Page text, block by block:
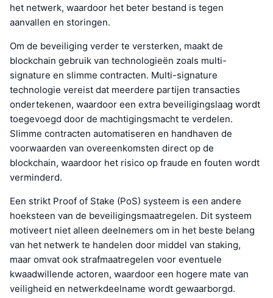
het netwerk, waardoor het beter bestand is tegen
aanvallen en storingen.
Om de beveiliging verder te versterken, maakt de
blockchain gebruik van technologieën zoals multi-
signature en slimme contracten. Multi-signature
technologie vereist dat meerdere partijen transacties
ondertekenen, waardoor een extra beveiligingslaag wordt
toegevoegd door de machtigingsmacht te verdelen.
Slimme contracten automatiseren en handhaven de
voorwaarden van overeenkomsten direct op de
blockchain, waardoor het risico op fraude en fouten wordt
verminderd.
Een strikt Proof of Stake (PoS) systeem is een andere
hoeksteen van de beveiligingsmaatregelen. Dit systeem
motiveert niet alleen deelnemers om in het beste belang
van het netwerk te handelen door middel van staking,
maar omvat ook strafmaatregelen voor eventuele
kwaadwillende actoren, waardoor een hogere mate van
veiligheid en netwerkdeelname wordt gewaarborgd.